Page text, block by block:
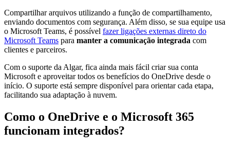
Compartilhar arquivos utilizando a função de compartilhamento,
enviando documentos com segurança. Além disso, se sua equipe usa
o Microsoft Teams, é possível fazer ligações externas direto do
Microsoft Teams para manter a comunicação integrada com
clientes e parceiros.
Com o suporte da Algar, fica ainda mais fácil criar sua conta
Microsoft e aproveitar todos os benefícios do OneDrive desde o
início. O suporte está sempre disponível para orientar cada etapa,
facilitando sua adaptação à nuvem.
Como o OneDrive e o Microsoft 365
funcionam integrados?